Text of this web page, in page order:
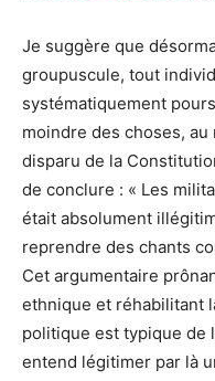
Je suggère que
groupuscule, tout
systématiquement
moindre des choses, au
disparu de la
de conclure : « Les
était absolument
reprendre des chants
Cet argumentaire
ethnique et réhabilitant
politique est typique de
entend légitimer par là